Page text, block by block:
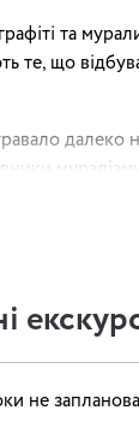
та
те, що
далеко
просто
не